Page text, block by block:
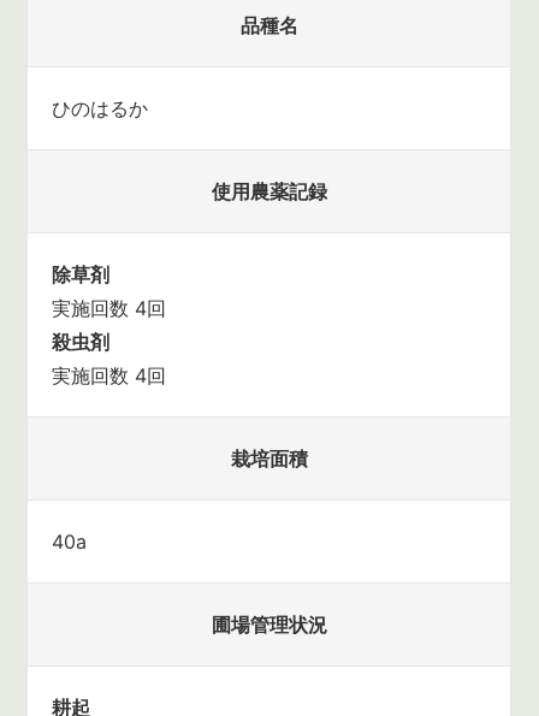
品種名
ひのはるか
使用農薬記録
除草剤
実施回数 4回
殺虫剤
実施回数 4回
栽培面積
40a
圃場管理状況
耕起